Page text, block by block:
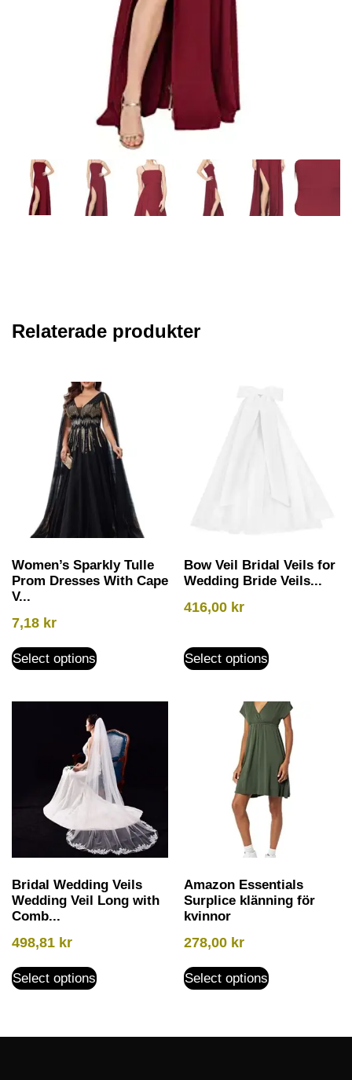
Relaterade produkter
Women’s Sparkly Tulle
Prom Dresses With Cape
V...
7,18 kr
Select options
Bow Veil Bridal Veils for
Wedding Bride Veils...
416,00 kr
Select options
Bridal Wedding Veils
Wedding Veil Long with
Comb...
498,81 kr
Select options
Amazon Essentials
Surplice klänning för
kvinnor
278,00 kr
Select options